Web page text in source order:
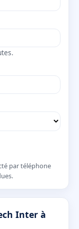
par téléphone
Inter à